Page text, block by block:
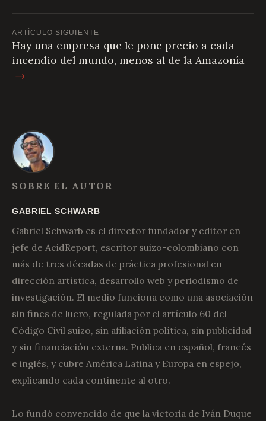
ARTÍCULO SIGUIENTE
Hay una empresa que le pone precio a cada
incendio del mundo, menos al de la Amazonía
→
SOBRE EL AUTOR
GABRIEL SCHWARB
Gabriel Schwarb es el director fundador y editor en
jefe de AcidReport, escritor suizo-colombiano con
más de tres décadas de práctica profesional en
dirección artística, desarrollo web y periodismo de
investigación. El medio funciona como una asociación
sin fines de lucro, regulada por el artículo 60 del
Código Civil suizo, sin afiliación política, sin publicidad
y sin financiación externa. Publica en español, francés
e inglés, y cubre América Latina y Europa en espejo,
explicando cada continente al otro.
Lo fundó convencido de que la victoria de Iván Duque